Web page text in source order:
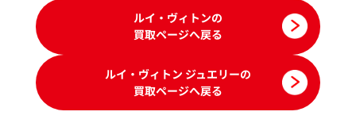
ルイ・ヴィトンの
買取ページへ戻る
ルイ・ヴィトン ジュエリーの
買取ページへ戻る